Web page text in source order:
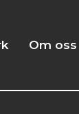
Om oss